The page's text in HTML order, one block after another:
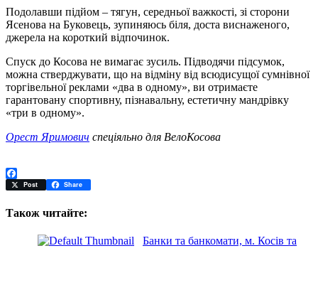
Подолавши підйом – тягун, середньої важкості, зі сторони
Ясенова на Буковець, зупиняюсь біля, доста виснаженого,
джерела на короткий відпочинок.
Спуск до Косова не вимагає зусиль. Підводячи підсумок,
можна стверджувати, що на відміну від всюдисущої сумнівної
торгівельної реклами «два в одному», ви отримаєте
гарантовану спортивну, пізнавальну, естетичну мандрівку
«три в одному».
Орест Яримович спеціяльно для ВелоКосова
Facebook
Post Share
Також читайте:
Банки та банкомати, м. Косів та